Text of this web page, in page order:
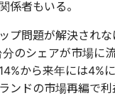
係者もいる。
プ問題が解決されな
のシェアが市場に
から来年には4%に
ンドの市場再編で利